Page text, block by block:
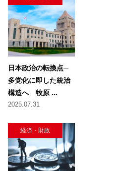
日本政治の転換点─
多党化に即した統治
構造へ 牧原 ...
2025.07.31
経済・財政